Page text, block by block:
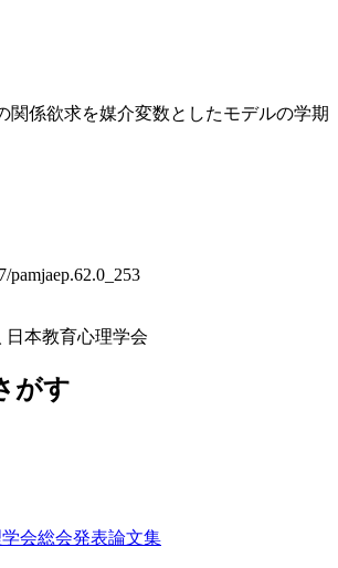
関係欲求を媒介変数としたモデルの学期
pamjaep.62.0_253
日本教育心理学会
がす
会総会発表論文集